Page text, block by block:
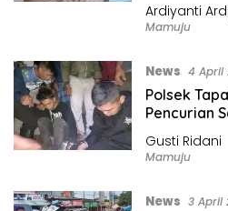
Ardiyanti
Mamuju
News 4 April
Polsek
Pencurian
Gusti Ridani
Mamuju
News 3 April